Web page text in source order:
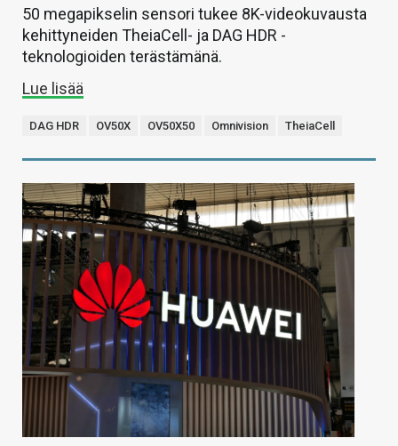
50 megapikselin sensori tukee 8K-videokuvausta
kehittyneiden TheiaCell- ja DAG HDR -
teknologioiden terästämänä.
Lue lisää
DAG HDR OV50X OV50X50 Omnivision TheiaCell